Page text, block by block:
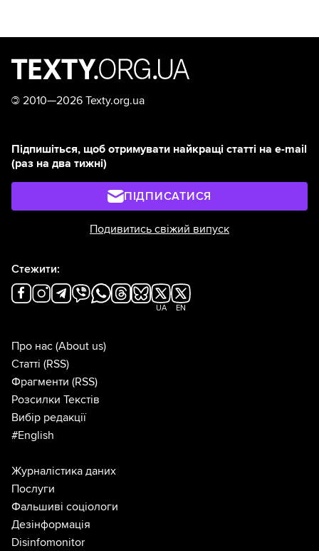
© 2010—2026 Texty.org.ua
Підпишіться, щоб отримувати найкращі статті на e-mail
(раз на два тижні)
ПІДПИСАТИСЯ
Подивитись свіжий випуск
Стежити:
UA EN
Про нас (About us)
Статті (RSS)
Фрагменти (RSS)
Розсилки Текстів
Вибір редакції
#English
Журналістика даних
Послуги
Фальшиві соціологи
Дезінформація
Disinfomonitor